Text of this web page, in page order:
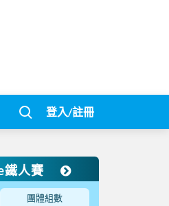
登入/註冊
鐵人賽
團體組數